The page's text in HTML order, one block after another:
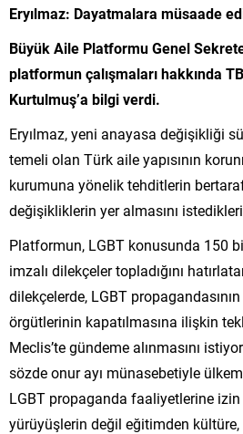
Eryılmaz: Dayatmalara müsaade
Büyük Aile Platformu Genel
platformun çalışmaları hakkında
Kurtulmuş’a bilgi verdi.
Eryılmaz, yeni anayasa değişikliği
temeli olan Türk aile yapısının
kurumuna yönelik tehditlerin
değişikliklerin yer almasını
Platformun, LGBT konusunda 150
imzalı dilekçeler topladığını
dilekçelerde, LGBT
örgütlerinin kapatılmasına ilişkin
Meclis’te gündeme alınmasını
sözde onur ayı münasebetiyle
LGBT propaganda faaliyetlerine
yürüyüşlerin değil eğitimden